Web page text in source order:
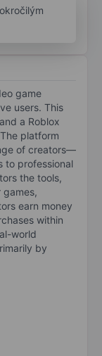
game
users. This
a Roblox
platform
of creators—
to professional
the tools,
earn money
within
world
by